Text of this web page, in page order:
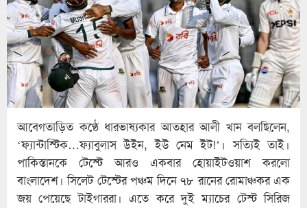
আবেগতাড়িত কণ্ঠে ধারভাষ্যকার আতহার আলী খান বলছিলেন,
‘ফ্যান্টাস্টিক…ফ্যাবুলাস উইন, ইউ নেম ইট!’। সত্যিই তাই।
পাকিস্তানকে টেস্টে আরও একবার হোয়াইটওয়াশ করলো
বাংলাদেশ। সিলেট টেস্টের পঞ্চম দিনে ৭৮ রানের রোমাঞ্চকর এক
জয় পেয়েছে টাইগাররা। এতে করে দুই ম্যাচের টেস্ট সিরিজ